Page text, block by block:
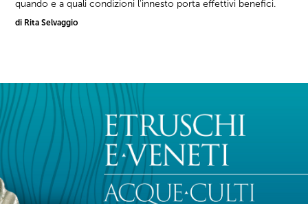
quando e a quali condizioni l'innesto porta effettivi benefici.
di Rita Selvaggio